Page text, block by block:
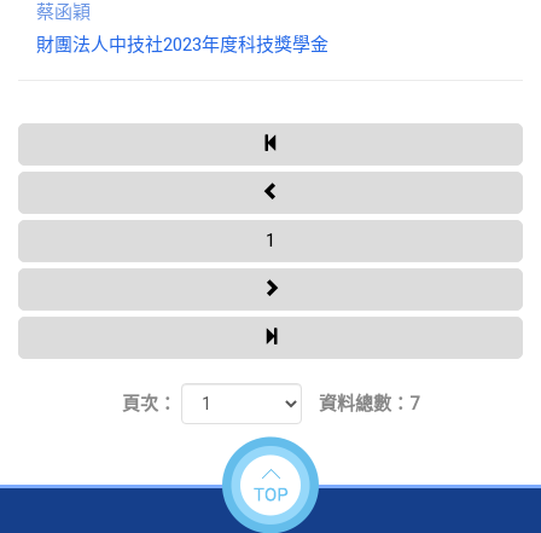
蔡函穎
財團法人中技社2023年度科技獎學金
1
頁次： 資料總數：7